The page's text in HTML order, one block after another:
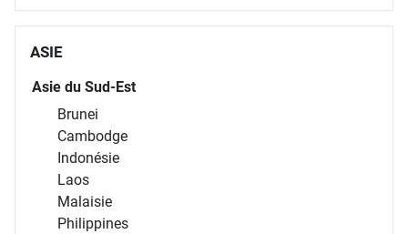
ASIE
Asie du Sud-Est
Brunei
Cambodge
Indonésie
Laos
Malaisie
Philippines